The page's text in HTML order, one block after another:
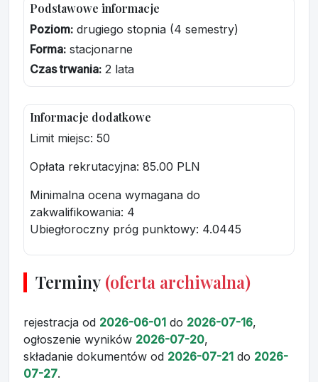
Podstawowe informacje
Poziom: drugiego stopnia (4 semestry)
Forma: stacjonarne
Czas trwania: 2 lata
Informacje dodatkowe
Limit miejsc: 50
Opłata rekrutacyjna: 85.00 PLN
Minimalna ocena wymagana do
zakwalifikowania: 4
Ubiegłoroczny próg punktowy: 4.0445
Terminy (oferta archiwalna)
rejestracja od 2026-06-01 do 2026-07-16,
ogłoszenie wyników 2026-07-20,
składanie dokumentów od 2026-07-21 do 2026-
07-27.